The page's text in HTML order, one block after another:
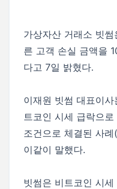
가상자산 거래소 빗
른 고객 손실 금액을
다고 7일 밝혔다.
이재원 빗썸 대표이
트코인 시세 급락으
조건으로 체결된 사례
이같이 말했다.
빗썸은 비트코인 시